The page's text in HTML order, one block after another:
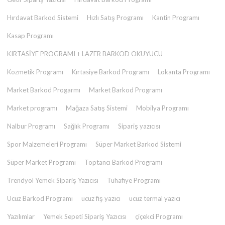
Hırdavat Barkod Sistemi Hızlı Satış Programı Kantin Programı
Kasap Programı
KIRTASİYE PROGRAMI + LAZER BARKOD OKUYUCU
Kozmetik Programı Kırtasiye Barkod Programı Lokanta Programı
Market Barkod Progarmı Market Barkod Programı
Market programı Mağaza Satış Sistemi Mobilya Programı
Nalbur Programı Sağlık Programı Sipariş yazıcısı
Spor Malzemeleri Programı Süper Market Barkod Sistemi
Süper Market Programı Toptancı Barkod Programı
Trendyol Yemek Sipariş Yazıcısı Tuhafiye Programı
Ucuz Barkod Programı ucuz fiş yazıcı ucuz termal yazıcı
Yazılımlar Yemek Sepeti Sipariş Yazıcısı çiçekci Programı